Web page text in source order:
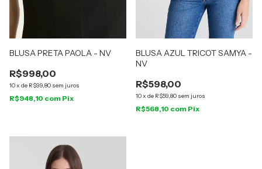
BLUSA PRETA PAOLA - NV
R$998,00
10x de R$99,80 sem juros
R$948,10 com Pix
BLUSA AZUL TRICOT SAMYA -
NV
R$598,00
10x de R$59,80 sem juros
R$568,10 com Pix